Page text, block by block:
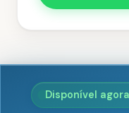
Disponível